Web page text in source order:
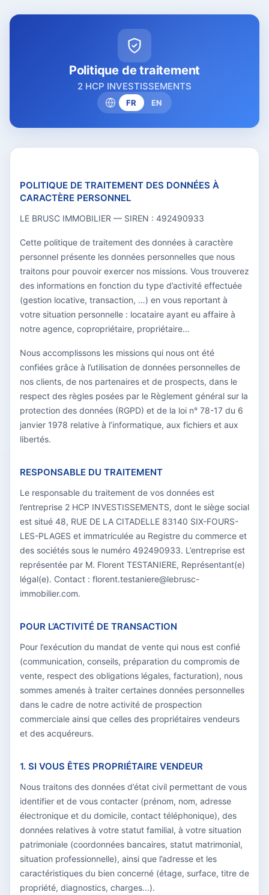
Politique de traitement
2 HCP INVESTISSEMENTS
FR EN
POLITIQUE DE TRAITEMENT DES DONNÉES À
CARACTÈRE PERSONNEL
LE BRUSC IMMOBILIER — SIREN : 492490933
Cette politique de traitement des données à caractère
personnel présente les données personnelles que nous
traitons pour pouvoir exercer nos missions. Vous trouverez
des informations en fonction du type d’activité effectuée
(gestion locative, transaction, …) en vous reportant à
votre situation personnelle : locataire ayant eu affaire à
notre agence, copropriétaire, propriétaire…
Nous accomplissons les missions qui nous ont été
confiées grâce à l’utilisation de données personnelles de
nos clients, de nos partenaires et de prospects, dans le
respect des règles posées par le Règlement général sur la
protection des données (RGPD) et de la loi n° 78-17 du 6
janvier 1978 relative à l’informatique, aux fichiers et aux
libertés.
RESPONSABLE DU TRAITEMENT
Le responsable du traitement de vos données est
l’entreprise 2 HCP INVESTISSEMENTS, dont le siège social
est situé 48, RUE DE LA CITADELLE 83140 SIX-FOURS-
LES-PLAGES et immatriculée au Registre du commerce et
des sociétés sous le numéro 492490933. L’entreprise est
représentée par M. Florent TESTANIERE, Représentant(e)
légal(e). Contact : florent.testaniere@lebrusc-
immobilier.com.
POUR L’ACTIVITÉ DE TRANSACTION
Pour l’exécution du mandat de vente qui nous est confié
(communication, conseils, préparation du compromis de
vente, respect des obligations légales, facturation), nous
sommes amenés à traiter certaines données personnelles
dans le cadre de notre activité de prospection
commerciale ainsi que celles des propriétaires vendeurs
et des acquéreurs.
1. SI VOUS ÊTES PROPRIÉTAIRE VENDEUR
Nous traitons des données d’état civil permettant de vous
identifier et de vous contacter (prénom, nom, adresse
électronique et du domicile, contact téléphonique), des
données relatives à votre statut familial, à votre situation
patrimoniale (coordonnées bancaires, statut matrimonial,
situation professionnelle), ainsi que l’adresse et les
caractéristiques du bien concerné (étage, surface, titre de
propriété, diagnostics, charges...).